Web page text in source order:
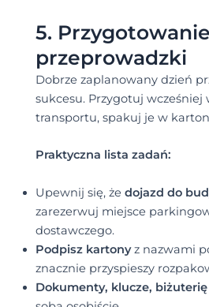
5.
przeprowadzki
Dobrze zaplanowany dzień
sukcesu. Przygotuj wcześniej
transportu, spakuj je w
Praktyczna lista zadań:
Upewnij się, że dojazd do
zarezerwuj miejsce
dostawczego.
Podpisz kartonyz nazwami
znacznie przyspieszy
Dokumenty, klucze,